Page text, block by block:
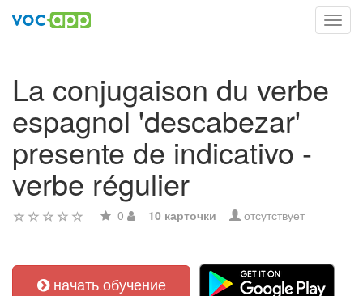
La conjugaison du verbe
espagnol 'descabezar'
presente de indicativo -
verbe régulier
0 10 карточки отсутствует
начать обучение